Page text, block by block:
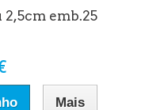
emb.25
Mais